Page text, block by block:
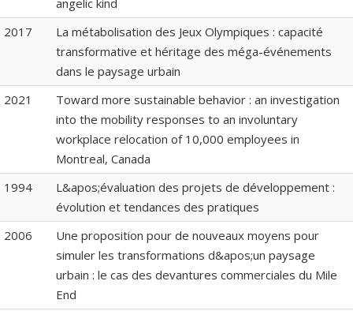
angelic kind
2017
La métabolisation des Jeux Olympiques : capacité
transformative et héritage des méga-événements
dans le paysage urbain
2021
Toward more sustainable behavior : an investigation
into the mobility responses to an involuntary
workplace relocation of 10,000 employees in
Montreal, Canada
1994
L&apos;évaluation des projets de développement :
évolution et tendances des pratiques
2006
Une proposition pour de nouveaux moyens pour
simuler les transformations d&apos;un paysage
urbain : le cas des devantures commerciales du Mile
End